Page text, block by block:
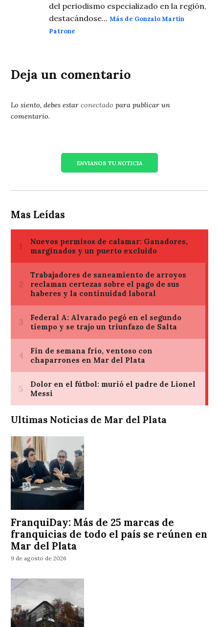
del periodismo especializado en la región,
destacándose...Más de Gonzalo Martín
Patrone
Deja un comentario
Lo siento, debes estarconectado para publicar un
comentario.
ENVIANOS TU NOTICIA
Mas Leídas
Ultimas Noticias de Mar del Plata
FranquiDay: Más de 25 marcas de
franquicias de todo el país se reúnen en
Mar del Plata
9 de agosto de 2026